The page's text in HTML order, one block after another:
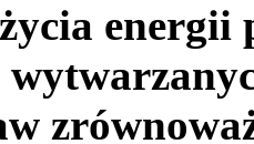
energii